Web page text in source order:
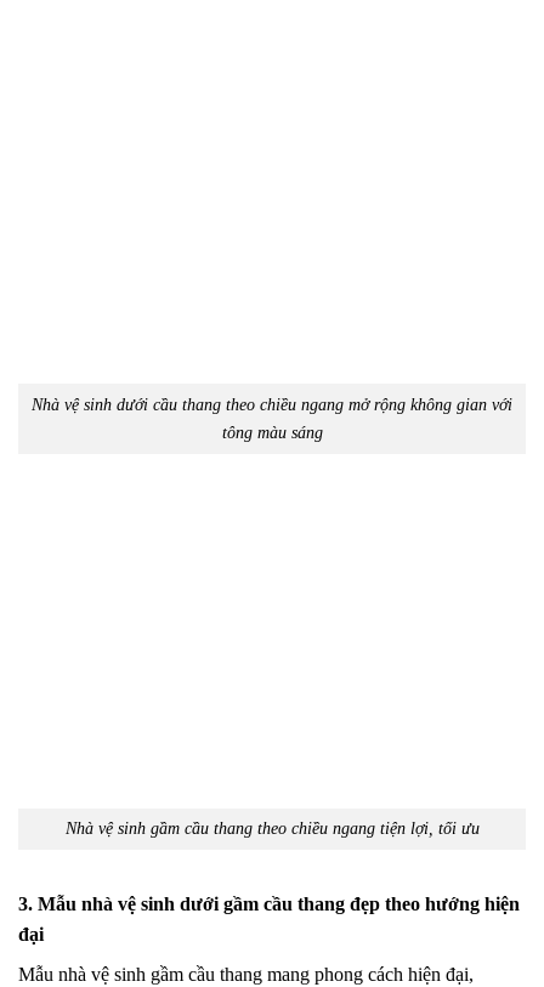
Nhà vệ sinh dưới cầu thang theo chiều ngang mở rộng không gian với
tông màu sáng
Nhà vệ sinh gầm cầu thang theo chiều ngang tiện lợi, tối ưu
3. Mẫu nhà vệ sinh dưới gầm cầu thang đẹp theo hướng hiện
đại
Mẫu nhà vệ sinh gầm cầu thang mang phong cách hiện đại,